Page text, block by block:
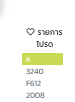
รายการ
โปรด
K
3240
F612
2008